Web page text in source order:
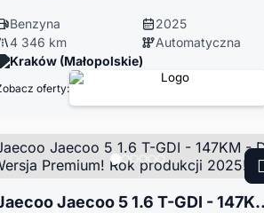
Benzyna
2025
4 346 km
Automatyczna
Kraków (Małopolskie)
oferty:
Jaecoo Jaecoo 5 1.6 T-GDI -